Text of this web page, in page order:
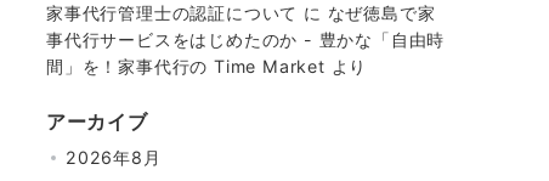
家事代行管理士の認証について に なぜ徳島で家
事代行サービスをはじめたのか - 豊かな「自由時
間」を！家事代行の Time Market より
アーカイブ
2026年8月